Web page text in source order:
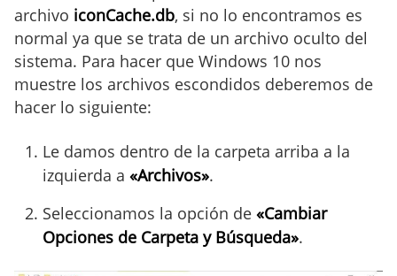
archivo iconCache.db, si no lo encontramos es
normal ya que se trata de un archivo oculto del
sistema. Para hacer que Windows 10 nos
muestre los archivos escondidos deberemos de
hacer lo siguiente:
Le damos dentro de la carpeta arriba a la
izquierda a «Archivos».
Seleccionamos la opción de «Cambiar
Opciones de Carpeta y Búsqueda».